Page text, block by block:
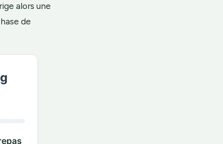
alors une
de